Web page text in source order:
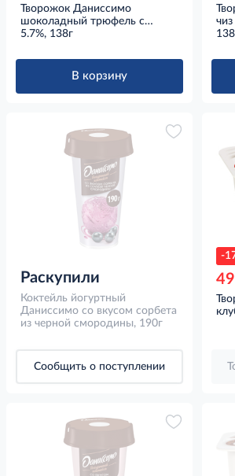
Творожок Даниссимо
шоколадный трюфель с
печеньем брауни и молочным
5.7%, 138г
В корзину
Раскупили
Коктейль йогуртный
Даниссимо со вкусом сорбета
из черной смородины, 190г
Сообщить о поступлении
-
49